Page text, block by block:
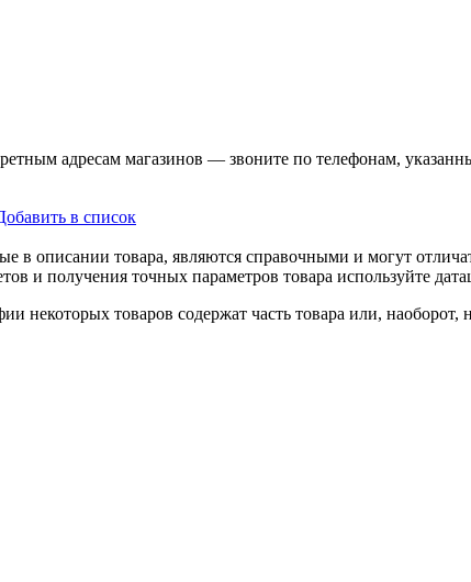
адресам магазинов — звоните по телефонам,
в список
в описании товара, являются справочными и могут
и получения точных параметров товара используйте
некоторых товаров содержат часть товара или, наоборот,